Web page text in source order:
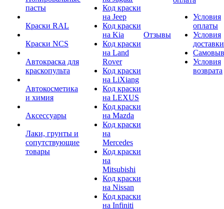
пасты
Краски RAL
Краски NCS
Автокраска для
краскопульта
Автокосметика
и химия
Аксессуары
Лаки, грунты и
сопутствующие
товары
Код краски
на Jeep
Код краски
на Kia
Код краски
на Land
Rover
Код краски
на LiXiang
Код краски
на LEXUS
Код краски
на Mazda
Код краски
на
Mercedes
Код краски
на
Mitsubishi
Код краски
на Nissan
Код краски
на Infiniti
Отзывы
Условия
оплаты
Условия
доставки
Условия
возврата